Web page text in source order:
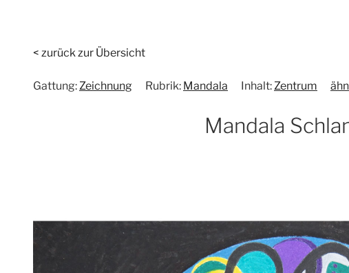
< zurück zur Übersicht
Gattung:Zeichnung Rubrik: Mandala Inhalt:Zentrum
Mandala